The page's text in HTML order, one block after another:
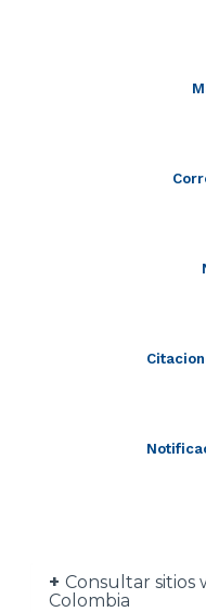
Consultar sitios
Colombia